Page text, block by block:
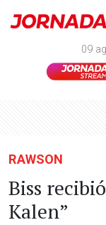
09
RAWSON
Biss
Kalen”